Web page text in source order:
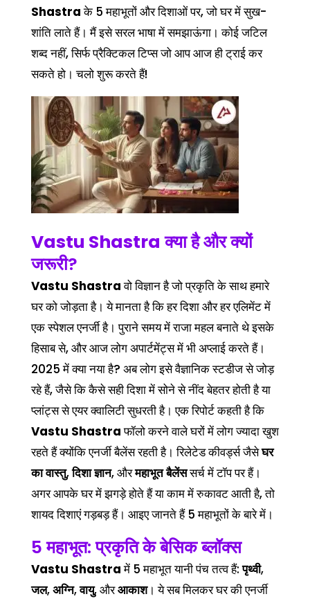
Shastraके 5 महाभूतों और दिशाओं पर, जो घर में सुख-
शांति लाते हैं। मैं इसे सरल भाषा में समझाऊंगा। कोई जटिल
शब्द नहीं, सिर्फ प्रैक्टिकल टिप्स जो आप आज ही ट्राई कर
सकते हो। चलो शुरू करते हैं!
Vastu Shastra क्या है और क्यों
जरूरी?
Vastu Shastraवो विज्ञान है जो प्रकृति के साथ हमारे
घर को जोड़ता है। ये मानता है कि हर दिशा और हर एलिमेंट में
एक स्पेशल एनर्जी है। पुराने समय में राजा महल बनाते थे इसके
हिसाब से, और आज लोग अपार्टमेंट्स में भी अप्लाई करते हैं।
2025 में क्या नया है? अब लोग इसे वैज्ञानिक स्टडीज से जोड़
रहे हैं, जैसे कि कैसे सही दिशा में सोने से नींद बेहतर होती है या
प्लांट्स से एयर क्वालिटी सुधरती है। एक रिपोर्ट कहती है कि
Vastu Shastraफॉलो करने वाले घरों में लोग ज्यादा खुश
रहते हैं क्योंकि एनर्जी बैलेंस रहती है। रिलेटेड कीवर्ड्स जैसेघर
का वास्तु,दिशा ज्ञान, औरमहाभूत बैलेंससर्च में टॉप पर हैं।
अगर आपके घर में झगड़े होते हैं या काम में रुकावट आती है, तो
शायद दिशाएं गड़बड़ हैं। आइए जानते हैं 5 महाभूतों के बारे में।
5 महाभूत: प्रकृति के बेसिक ब्लॉक्स
Vastu Shastraमें 5 महाभूत यानी पंच तत्व हैं:पृथ्वी,
जल,अग्नि,वायु, औरआकाश। ये सब मिलकर घर की एनर्जी